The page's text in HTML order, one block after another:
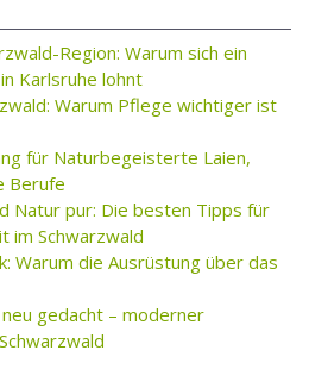
Region: Warum sich ein
Karlsruhe lohnt
Warum Pflege wichtiger ist
für Naturbegeisterte Laien,
Berufe
Natur pur: Die besten Tipps für
im Schwarzwald
Warum die Ausrüstung über das
gedacht – moderner